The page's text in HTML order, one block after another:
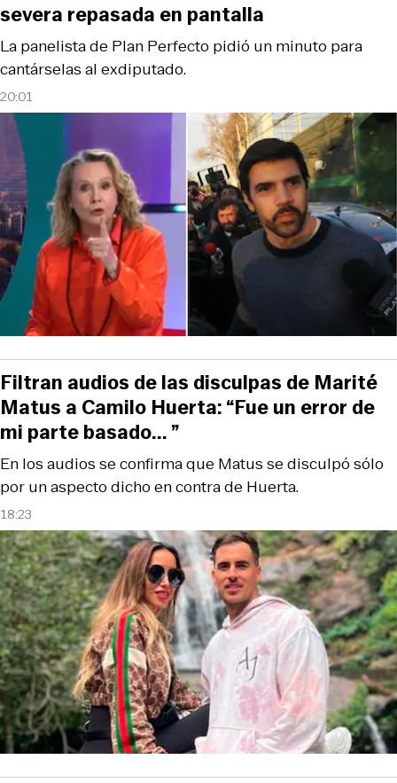
20:01
La panelista de Plan Perfecto pidió un minuto para
cantárselas al exdiputado.
severa repasada en pantalla
18:23
En los audios se confirma que Matus se disculpó sólo
por un aspecto dicho en contra de Huerta.
Filtran audios de las disculpas de Marité
Matus a Camilo Huerta: “Fue un error de
mi parte basado... ”